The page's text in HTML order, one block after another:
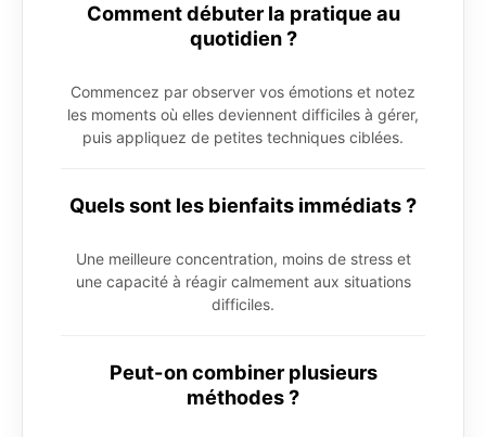
Comment débuter la pratique au
quotidien ?
Commencez par observer vos émotions et notez
les moments où elles deviennent difficiles à gérer,
puis appliquez de petites techniques ciblées.
Quels sont les bienfaits immédiats ?
Une meilleure concentration, moins de stress et
une capacité à réagir calmement aux situations
difficiles.
Peut-on combiner plusieurs
méthodes ?